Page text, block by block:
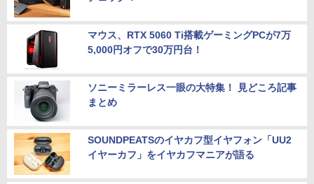
マウス、RTX 5060 Ti搭載ゲーミングPCが7万
5,000円オフで30万円台！
ソニーミラーレス一眼の大特集！ 見どころ記事
まとめ
SOUNDPEATSのイヤカフ型イヤフォン「UU2
イヤーカフ」をイヤカフマニアが語る